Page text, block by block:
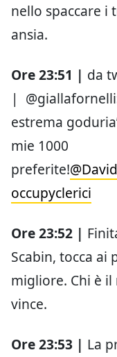
nello spaccare i
ansia.
Ore 23:51 | da
|
estrema
mie 1000
preferite!
occupyclerici
Ore 23:52 |
Scabin, tocca ai
migliore. Chi è
vince.
Ore 23:53 | La